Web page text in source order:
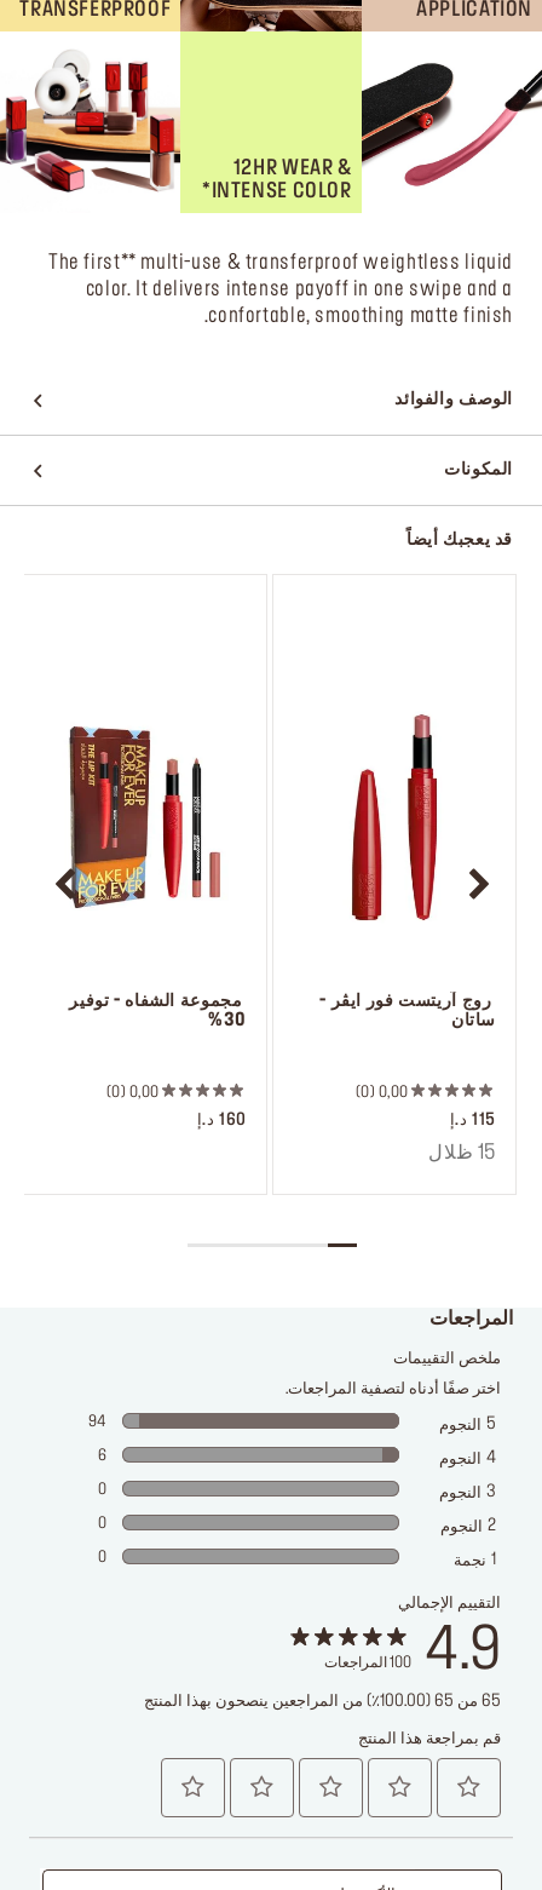
APPLICATION
TRANSFERPROOF
12HR WEAR &
INTENSE COLOR*
The first** multi-use & transferproof weightless liquid
color. It delivers intense payoff in one swipe and a
confortable, smoothing matte finish.
الوصف والفوائد
المكونات
قد يعجبك أيضاً
30%
0,00
0
160 د.إ
روج آريتست فور ايڤر -
ساتان
0,00
0
115 د.إ
15 ظلال
المراجعات
ملخص التقييمات
اختر صفًا أدناه لتصفية المراجعات.
5 النجوم 94
4 النجوم 6
3 النجوم 0
2 النجوم 0
1 نجمة 0
التقييم الإجمالي
4.9
100 المراجعات
65 من 65 (100.00٪) من المراجعين ينصحون بهذا المنتج
قم بمراجعة هذا المنتج